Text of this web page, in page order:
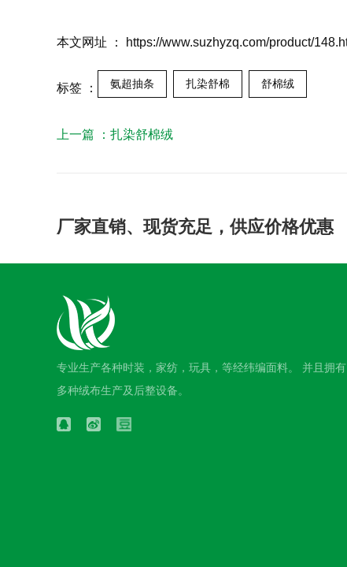
本文网址 ： https://www.suzhyzq.com/product/
标签 ： 氨超抽条 扎染舒棉 舒棉绒
上一篇 ： 扎染舒棉绒
厂家直销、现货充足，供应价格优惠
专业生产各种时装，家纺，玩具，等经纬编面料。 并且拥有
多种绒布生产及后整设备。